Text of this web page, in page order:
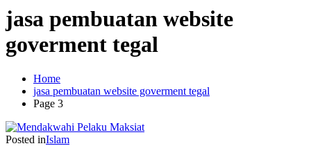
jasa pembuatan website
goverment tegal
Home
jasa pembuatan website goverment tegal
Page 3
Posted inIslam